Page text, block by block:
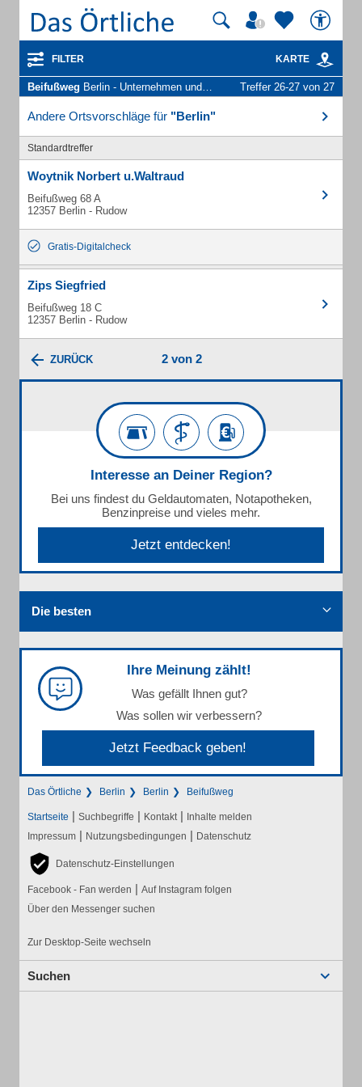
FILTER KARTE
Beifußweg Berlin - Unternehmen und Personen Treffer 26-27 von 27
Andere Ortsvorschläge für "Berlin"
Standardtreffer
Woytnik Norbert u.Waltraud
Beifußweg 68 A
12357 Berlin - Rudow
Gratis-Digitalcheck
Zips Siegfried
Beifußweg 18 C
12357 Berlin - Rudow
ZURÜCK 2 von 2
Interesse an Deiner Region?
Bei uns findest du Geldautomaten, Notapotheken,
Benzinpreise und vieles mehr.
Jetzt entdecken!
Die besten
Ihre Meinung zählt!
Was gefällt Ihnen gut?
Was sollen wir verbessern?
Jetzt Feedback geben!
Das Örtliche Berlin Berlin Beifußweg
Startseite | Suchbegriffe | Kontakt | Inhalte melden
Impressum | Nutzungsbedingungen | Datenschutz
Datenschutz-Einstellungen
Facebook - Fan werden | Auf Instagram folgen
Über den Messenger suchen
Zur Desktop-Seite wechseln
Suchen